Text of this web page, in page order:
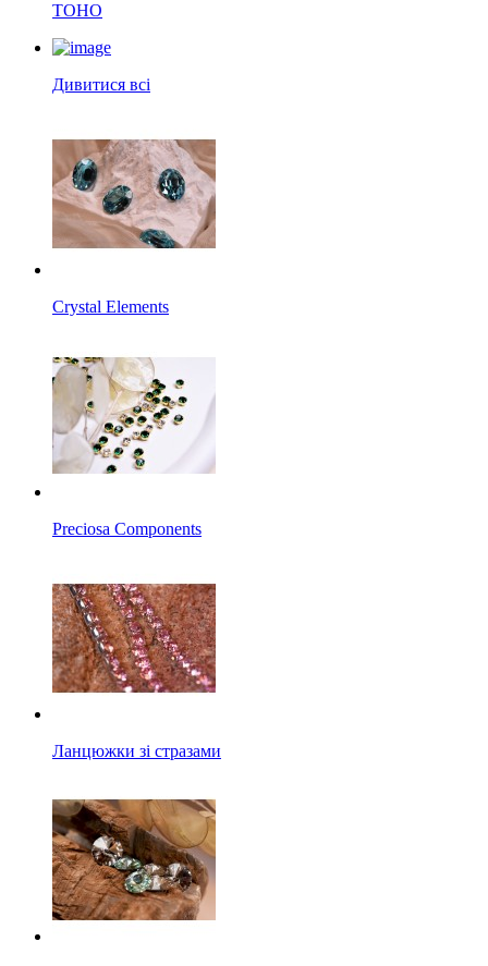
TOHO
Дивитися всі
Crystal Elements
Preciosa Components
Ланцюжки зі стразами